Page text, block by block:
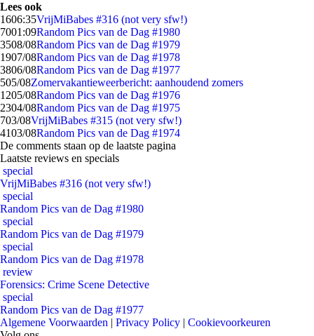
Lees ook
1606:35VrijMiBabes #316 (not very sfw!)
7001:09Random Pics van de Dag #1980
3508/08Random Pics van de Dag #1979
1907/08Random Pics van de Dag #1978
3806/08Random Pics van de Dag #1977
505/08Zomervakantieweerbericht: aanhoudend zomers
1205/08Random Pics van de Dag #1976
2304/08Random Pics van de Dag #1975
703/08VrijMiBabes #315 (not very sfw!)
4103/08Random Pics van de Dag #1974
De comments staan op de laatste pagina
Laatste reviews en specials
special
VrijMiBabes #316 (not very sfw!)
special
Random Pics van de Dag #1980
special
Random Pics van de Dag #1979
special
Random Pics van de Dag #1978
review
Forensics: Crime Scene Detective
special
Random Pics van de Dag #1977
Algemene Voorwaarden | Privacy Policy | Cookievoorkeuren